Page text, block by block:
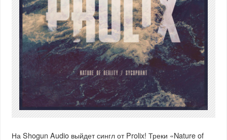
На Shogun Audio выйдет сингл от Prolix! Треки «Nature of